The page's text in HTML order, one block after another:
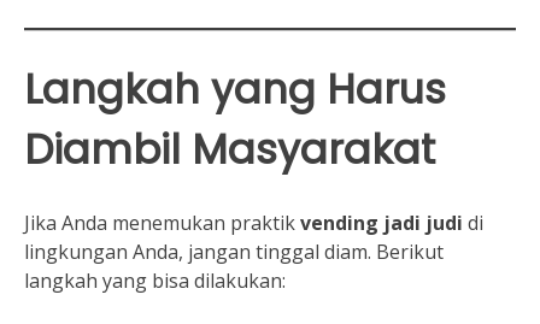
Langkah yang Harus
Diambil Masyarakat
Jika Anda menemukan praktikvending jadi judi di
lingkungan Anda, jangan tinggal diam. Berikut
langkah yang bisa dilakukan: